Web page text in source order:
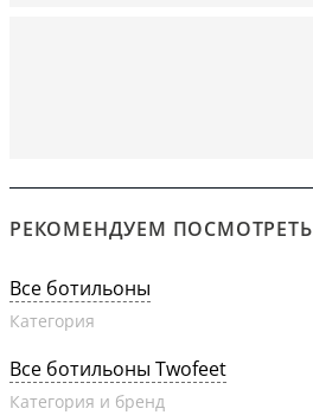
РЕКОМЕНДУЕМ ПОСМОТРЕТЬ
Все ботильоны
Категория
Все ботильоны Twofeet
Категория и бренд